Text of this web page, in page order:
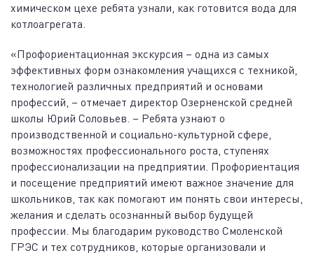
химическом цехе ребята узнали, как готовится вода для
котлоагрегата.
«Профориентационная экскурсия – одна из самых
эффективных форм ознакомления учащихся с техникой,
технологией различных предприятий и основами
профессий, – отмечает директор Озерненской средней
школы Юрий Соловьев. – Ребята узнают о
производственной и социально-культурной сфере,
возможностях профессионального роста, ступенях
профессионализации на предприятии. Профориентация
и посещение предприятий имеют важное значение для
школьников, так как помогают им понять свои интересы,
желания и сделать осознанный выбор будущей
профессии. Мы благодарим руководство Смоленской
ГРЭС и тех сотрудников, которые организовали и